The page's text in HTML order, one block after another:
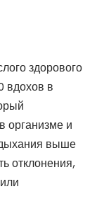
здорового
вдохов в
организме и
выше
отклонения,